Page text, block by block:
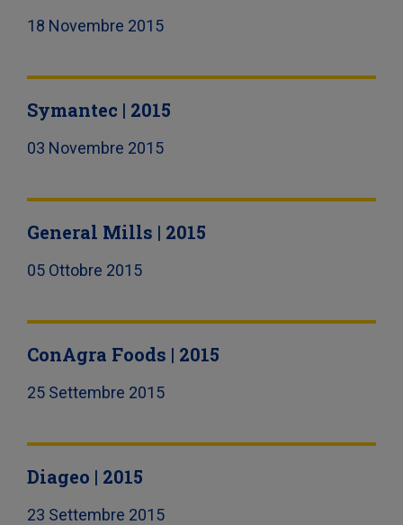
18 Novembre 2015
Symantec | 2015
03 Novembre 2015
General Mills | 2015
05 Ottobre 2015
ConAgra Foods | 2015
25 Settembre 2015
Diageo | 2015
23 Settembre 2015